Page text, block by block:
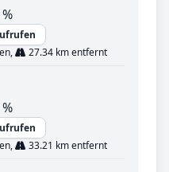
27.34 km entfernt
33.21 km entfernt